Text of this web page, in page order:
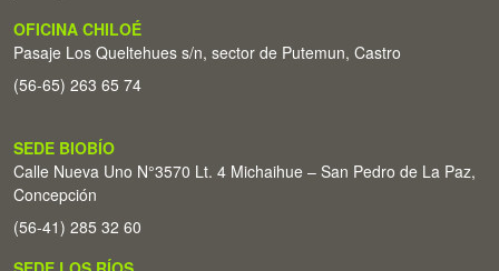
OFICINA CHILOÉ
Pasaje Los Queltehues s/n, sector de Putemun, Castro
(56-65) 263 65 74
SEDE BIOBÍO
Calle Nueva Uno N°3570 Lt. 4 Michaihue – San Pedro de La Paz,
Concepción
(56-41) 285 32 60